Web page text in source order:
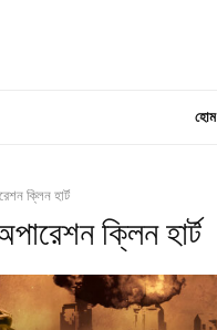
হোম
ক্লিন হার্ট
ক্লিন হার্ট